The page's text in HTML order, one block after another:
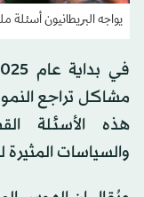
يواجه البريطانيون أسئلة
مشاكل تراجع
هذه الأسئلة
والسياسات